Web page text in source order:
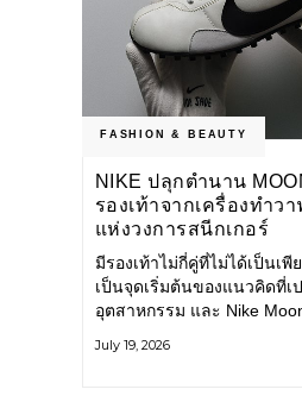
FASHION & BEAUTY
NIKE ปลุกตำนาน
รองเท้าจากเครื่องทำว
แห่งวงการสนีกเกอร์
มีรองเท้าไม่กี่คู่ที่ไม่ได้เป็นเ
เป็นจุดเริ่มต้นของแนวคิดที่เ
อุตสาหกรรม และ Nike
ศตวรรษก่อน กำลังกลับมาอีก
July 19, 2026